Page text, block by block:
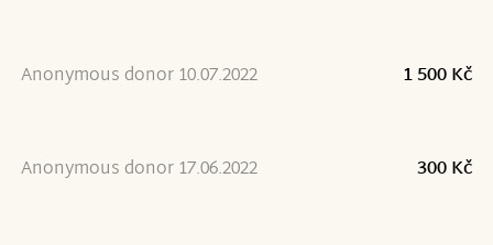
Anonymous donor 10.07.2022 1 500 Kč
Anonymous donor 17.06.2022 300 Kč